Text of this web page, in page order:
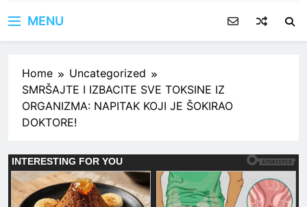
MENU
Home
Uncategorized
SMRŠAJTE I IZBACITE SVE TOKSINE IZ
ORGANIZMA: NAPITAK KOJI JE ŠOKIRAO
DOKTORE!